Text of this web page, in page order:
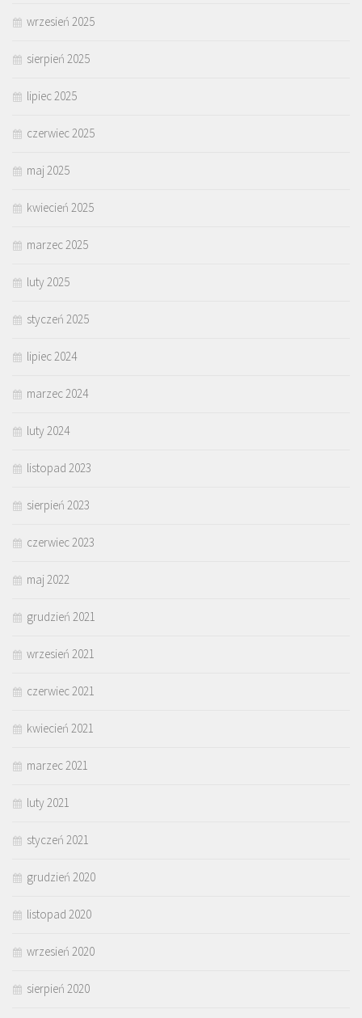
wrzesień 2025
sierpień 2025
lipiec 2025
czerwiec 2025
maj 2025
kwiecień 2025
marzec 2025
luty 2025
styczeń 2025
lipiec 2024
marzec 2024
luty 2024
listopad 2023
sierpień 2023
czerwiec 2023
maj 2022
grudzień 2021
wrzesień 2021
czerwiec 2021
kwiecień 2021
marzec 2021
luty 2021
styczeń 2021
grudzień 2020
listopad 2020
wrzesień 2020
sierpień 2020